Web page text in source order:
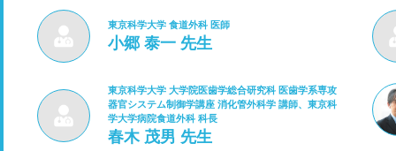
東京科学大学 食道外科 医師
小郷 泰一 先生
東京科学大学 大学院医歯学総合研究科 医歯学系専攻
器官システム制御学講座 消化管外科学 講師、東京科
学大学病院食道外科 科長
春木 茂男 先生